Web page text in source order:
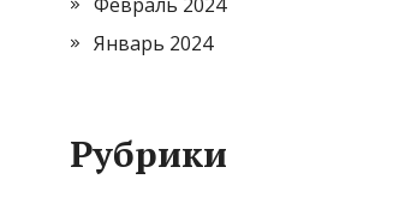
Январь 2024
Рубрики